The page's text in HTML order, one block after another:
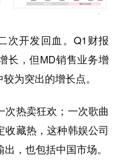
次开发回血。Q1财报
长，但MD销售业务增
为突出的增长点。
次热卖狂欢；一次歌曲
收藏热，这种韩娱公司
，也包括中国市场。